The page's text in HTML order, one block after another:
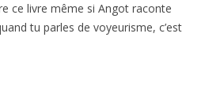
ce livre même si Angot raconte
tu parles de voyeurisme, c’est